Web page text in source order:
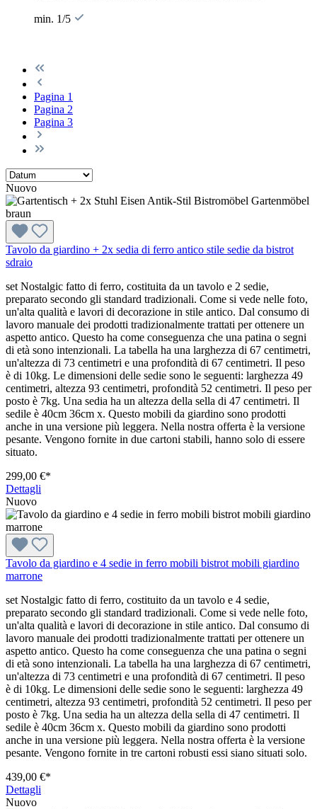
min. 1/5
Pagina 1
Pagina 2
Pagina 3
Nuovo
Tavolo da giardino + 2x sedia di ferro antico stile sedie da bistrot
sdraio
set Nostalgic fatto di ferro, costituita da un tavolo e 2 sedie,
preparato secondo gli standard tradizionali. Come si vede nelle foto,
un'alta qualità e lavori di decorazione in stile antico. Dal consumo di
lavoro manuale dei prodotti tradizionalmente trattati per ottenere un
aspetto antico. Questo ha come conseguenza che una patina o segni
di età sono intenzionali. La tabella ha una larghezza di 67 centimetri,
un'altezza di 73 centimetri e una profondità di 67 centimetri. Il peso
è di 10kg. Le dimensioni delle sedie sono le seguenti: larghezza 49
centimetri, altezza 93 centimetri, profondità 52 centimetri. Il peso per
posto è 7kg. Una sedia ha un altezza della sella di 47 centimetri. Il
sedile è 40cm 36cm x. Questo mobili da giardino sono prodotti
anche in una versione più leggera. Nella nostra offerta è la versione
pesante. Vengono fornite in due cartoni stabili, hanno solo di essere
situato.
299,00 €*
Dettagli
Nuovo
Tavolo da giardino e 4 sedie in ferro mobili bistrot mobili giardino
marrone
set Nostalgic fatto di ferro, costituito da un tavolo e 4 sedie,
preparato secondo gli standard tradizionali. Come si vede nelle foto,
un'alta qualità e lavori di decorazione in stile antico. Dal consumo di
lavoro manuale dei prodotti tradizionalmente trattati per ottenere un
aspetto antico. Questo ha come conseguenza che una patina o segni
di età sono intenzionali. La tabella ha una larghezza di 67 centimetri,
un'altezza di 73 centimetri e una profondità di 67 centimetri. Il peso
è di 10kg. Le dimensioni delle sedie sono le seguenti: larghezza 49
centimetri, altezza 93 centimetri, profondità 52 centimetri. Il peso per
posto è 7kg. Una sedia ha un altezza della sella di 47 centimetri. Il
sedile è 40cm 36cm x. Questo mobili da giardino sono prodotti
anche in una versione più leggera. Nella nostra offerta è la versione
pesante. Vengono fornite in tre cartoni robusti essi siano situati solo.
439,00 €*
Dettagli
Nuovo